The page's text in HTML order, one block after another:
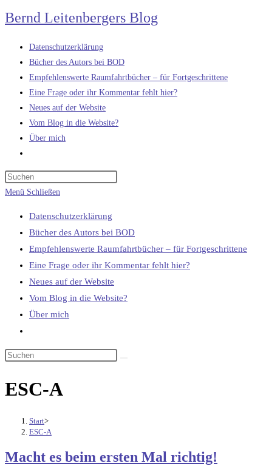
Zum
Inhalt
springen
Bernd Leitenbergers Blog
Datenschutzerklärung
Bücher des Autors bei BOD
Empfehlenswerte Raumfahrtbücher – für Fortgeschrittene
Eine Frage oder ihr Kommentar fehlt hier?
Neues auf der Website
Vom Blog in die Website?
Über mich
umschalten
Menü Schließen
Datenschutzerklärung
Bücher des Autors bei BOD
Empfehlenswerte Raumfahrtbücher – für Fortgeschrittene
Eine Frage oder ihr Kommentar fehlt hier?
Neues auf der Website
Vom Blog in die Website?
Über mich
umschalten
ESC-A
Start>
ESC-A
Macht es beim ersten Mal richtig!